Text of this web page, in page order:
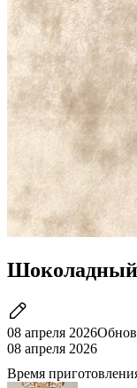
Шоколадный
08 апреля 2026
08 апреля 2026
Время